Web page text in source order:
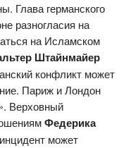
Глава германского
разногласия на
на Исламском
Штайнмайер
конфликт может
Париж и Лондон
Верховный
Федерика
может